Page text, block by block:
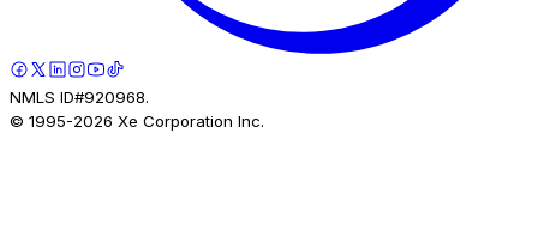
NMLS ID#920968.
© 1995-2026 Xe Corporation Inc.